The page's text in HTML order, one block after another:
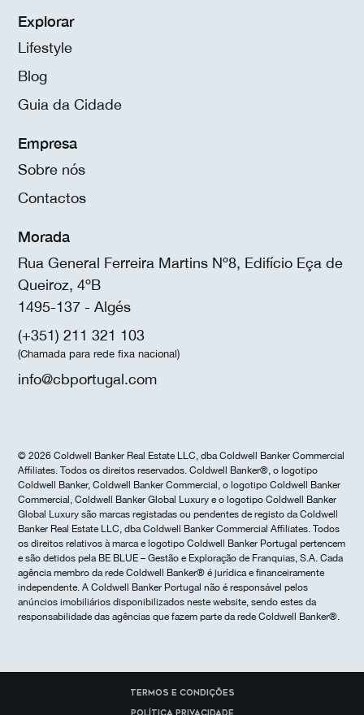
Explorar
Lifestyle
Blog
Guia da Cidade
Empresa
Sobre nós
Contactos
Morada
Rua General Ferreira Martins Nº8, Edifício Eça de
Queiroz, 4ºB
1495-137 - Algés
(+351) 211 321 103
(Chamada para rede fixa nacional)
info@cbportugal.com
© 2026 Coldwell Banker Real Estate LLC, dba Coldwell Banker Commercial
Affiliates. Todos os direitos reservados. Coldwell Banker®, o logotipo
Coldwell Banker, Coldwell Banker Commercial, o logotipo Coldwell Banker
Commercial, Coldwell Banker Global Luxury e o logotipo Coldwell Banker
Global Luxury são marcas registadas ou pendentes de registo da Coldwell
Banker Real Estate LLC, dba Coldwell Banker Commercial Affiliates. Todos
os direitos relativos à marca e logotipo Coldwell Banker Portugal pertencem
e são detidos pela BE BLUE – Gestão e Exploração de Franquias, S.A. Cada
agência membro da rede Coldwell Banker® é jurídica e financeiramente
independente. A Coldwell Banker Portugal não é responsável pelos
anúncios imobiliários disponibilizados neste website, sendo estes da
responsabilidade das agências que fazem parte da rede Coldwell Banker®.
Termos e Condições